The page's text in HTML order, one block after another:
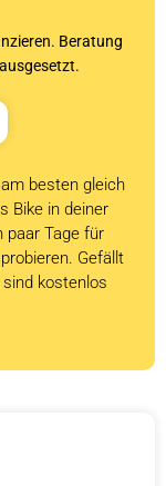
Beratung
besten gleich
Bike in deiner
paar Tage für
Gefällt
kostenlos